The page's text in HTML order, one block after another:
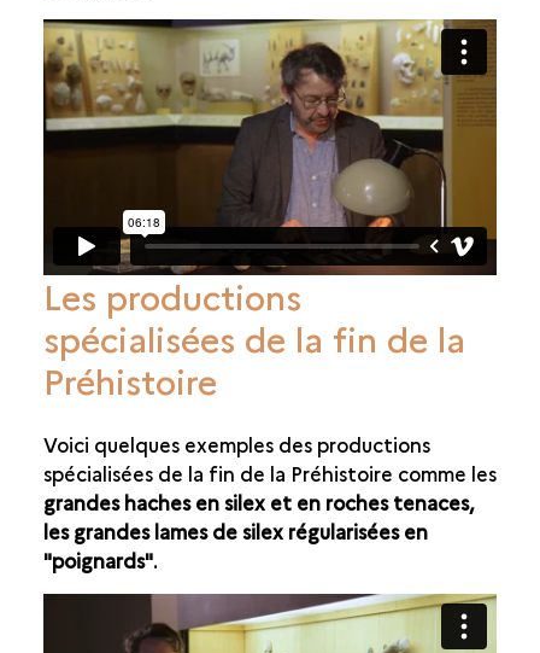
Les productions
spécialisées de la fin de la
Préhistoire
Voici quelques exemples des productions
spécialisées de la fin de la Préhistoire comme les
grandes haches en silex et en roches tenaces,
les grandes lames de silex régularisées en
"poignards".